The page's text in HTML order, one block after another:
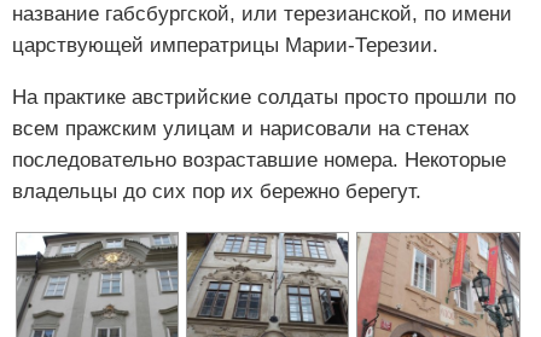
название габсбургской, или терезианской, по имени
царствующей императрицы Марии-Терезии.
На практике австрийские солдаты просто прошли по
всем пражским улицам и нарисовали на стенах
последовательно возраставшие номера. Некоторые
владельцы до сих пор их бережно берегут.